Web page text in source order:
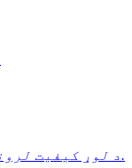
AB PLC د لوړ کیفیت لرونکي محصولات دي.